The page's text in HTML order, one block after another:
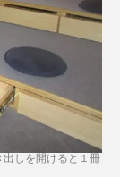
しを開けると１冊